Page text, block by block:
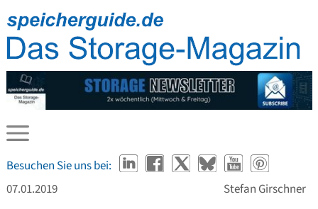
Besuchen Sie uns bei:
07.01.2019
Stefan Girschner